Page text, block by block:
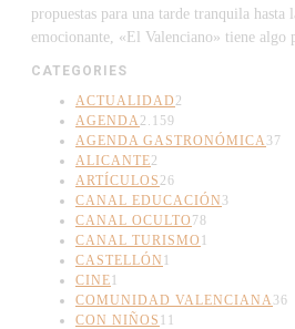
propuestas para una tarde tranquila hasta
emocionante, «El Valenciano» tiene algo
CATEGORIES
ACTUALIDAD 2
AGENDA2.159
AGENDA GASTRONÓMICA37
ALICANTE2
ARTÍCULOS 26
CANAL EDUCACIÓN 3
CANAL OCULTO 78
CANAL TURISMO 1
CASTELLÓN 1
CINE1
COMUNIDAD VALENCIANA36
CON NIÑOS 11